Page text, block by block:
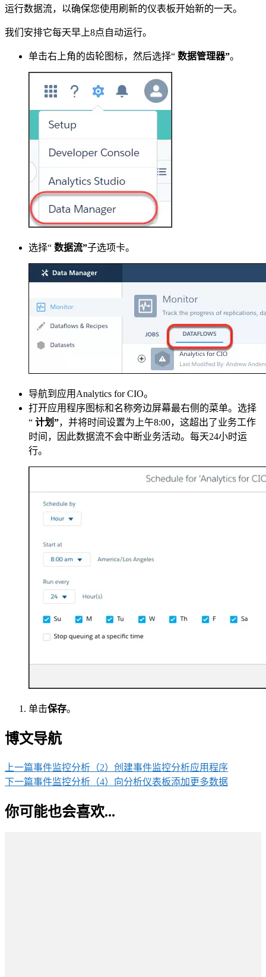
运行数据流，以确保您使用刷新的仪表板开始新的一天。
我们安排它每天早上8点自动运行。
单击右上角的齿轮图标，然后选择“ 数据管理器”。
选择“ 数据流”子选项卡。
导航到应用Analytics for CIO。
打开应用程序图标和名称旁边屏幕最右侧的菜单。选择
“ 计划”，并将时间设置为上午8:00，这超出了业务工作
时间，因此数据流不会中断业务活动。每天24小时运
行。
单击保存。
博文导航
上一篇事件监控分析（2）创建事件监控分析应用程序
下一篇事件监控分析（4）向分析仪表板添加更多数据
你可能也会喜欢...